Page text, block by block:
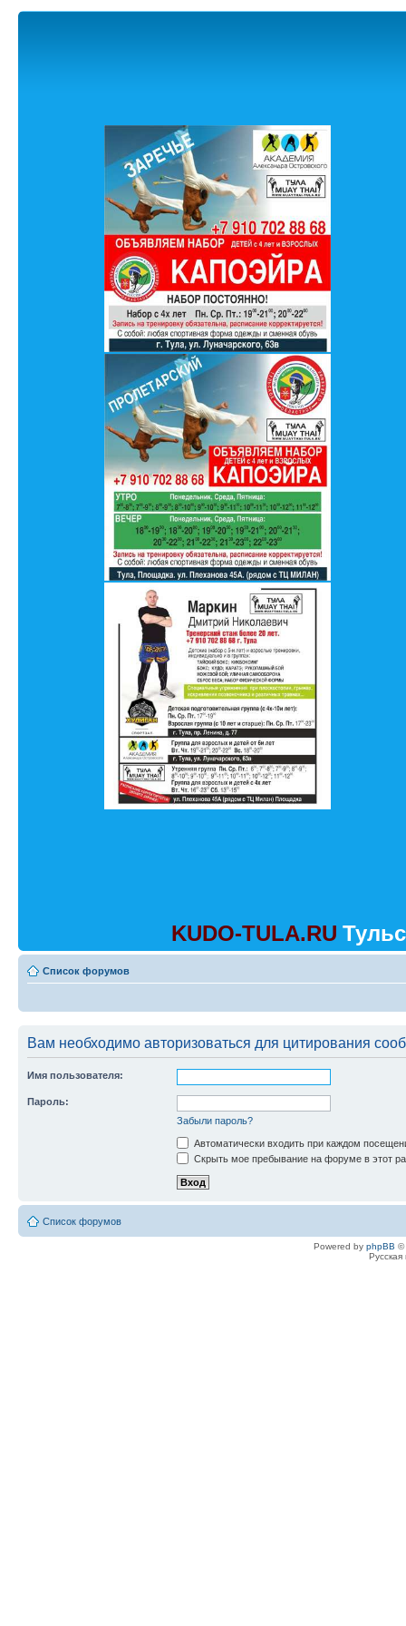
KUDO-TULA.RU
Список форумов
Вам необходимо авторизоваться для цитирования
Имя пользователя:
Пароль:
Забыли пароль?
Автоматически входить при каждом
Скрыть мое пребывание на форуме в этот
Список форумов
Powered by phpBB ©